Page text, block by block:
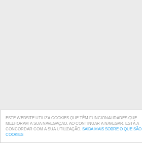
ESTE WEBSITE UTILIZA COOKIES QUE TÊM FUNCIONALIDADES QUE
MELHORAM A SUA NAVEGAÇÃO. AO CONTINUAR A NAVEGAR, ESTÁ A
CONCORDAR COM A SUA UTILIZAÇÃO. SAIBA MAIS SOBRE O QUE SÃO
COOKIES